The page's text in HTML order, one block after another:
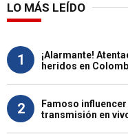
LO MÁS LEÍDO
1
¡Alarmante!
heridos en
2
Famoso
transmisión en